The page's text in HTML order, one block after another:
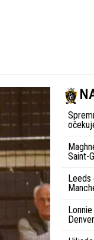
Saint-
Leeds